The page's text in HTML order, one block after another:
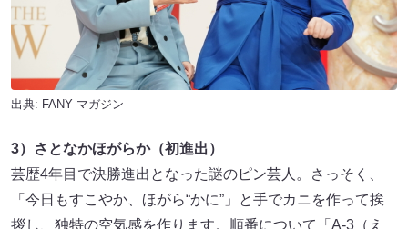
出典: FANY マガジン
3）さとなかほがらか（初進出）
芸歴4年目で決勝進出となった謎のピン芸人。さっそく、
「今日もすこやか、ほがら“かに”」と手でカニを作って挨
拶し、独特の空気感を作ります。順番について「A-3（え